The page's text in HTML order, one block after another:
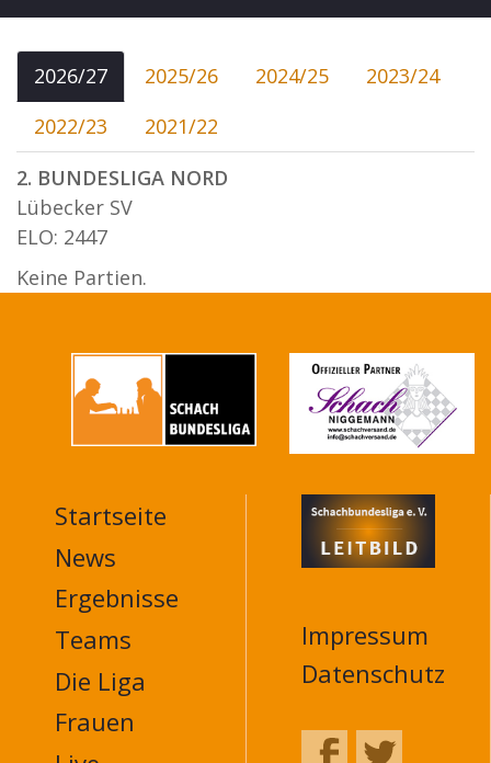
2026/27 2025/26 2024/25
2023/24
2022/23
2021/22
2. BUNDESLIGA NORD
Lübecker SV
ELO: 2447
Keine Partien.
MAIN
NAVIGATION
FOOTER
Startseite
News
Ergebnisse
Teams
Die Liga
Frauen
Impressum
Datenschutz